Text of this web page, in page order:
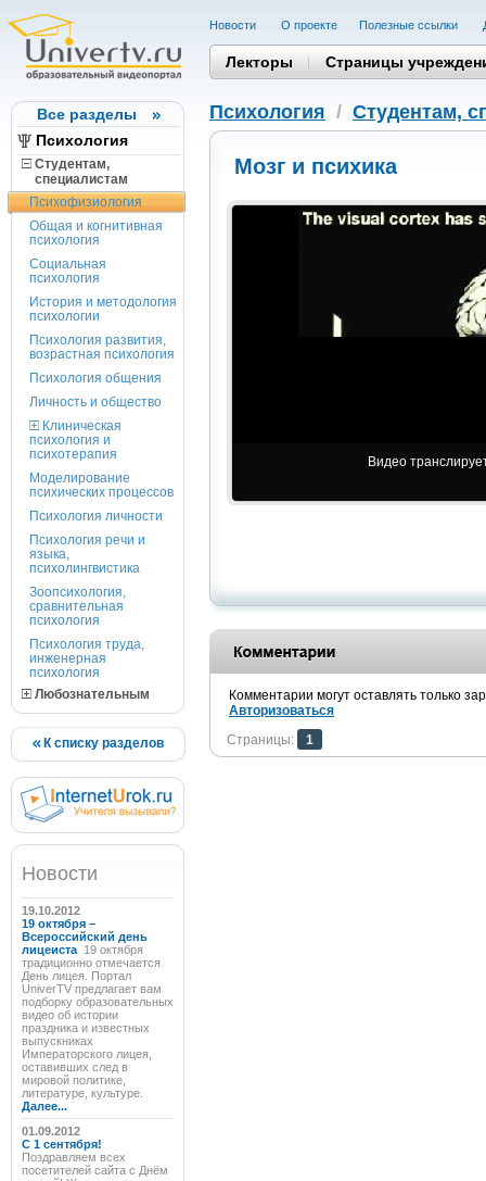
Все разделы
Психология
Студентам,
cпециалистам
Психофизиология
Общая и когнитивная
психология
Социальная
психология
История и методология
психологии
Психология развития,
возрастная психология
Психология общения
Личность и общество
Клиническая
психология и
психотерапия
Моделирование
психических процессов
Психология личности
Психология речи и
языка,
психолингвистика
Зоопсихология,
сравнительная
психология
Психология труда,
инженерная
психология
Любознательным
К списку разделов
Новости
19.10.2012
19 октября –
Всероссийский день
лицеиста 19 октября
традиционно отмечается
День лицея. Портал
UniverTV предлагает вам
подборку образовательных
видео об истории
праздника и известных
выпускниках
Императорского лицея,
оставивших след в
мировой политике,
литературе, культуре.
Далее...
01.09.2012
C 1 сентября!
Поздравляем всех
посетителей сайта с Днём
Новости О проекте Полезные cсылки
Лекторы Страницы
Психология / Студентам,
Мозг и психика
Видео
Комментарии могут оставлять только
Авторизоваться
Страницы:
1